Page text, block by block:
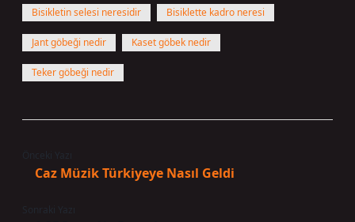
Bisikletin selesi neresidir Bisiklette kadro neresi
Jant göbeği nedir Kaset göbek nedir
Teker göbeği nedir
Caz Müzik Türkiyeye Nasıl Geldi